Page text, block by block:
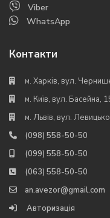
Viber
WhatsApp
Контакти
м. Харків, вул.
м. Київ, вул. Басейна,
м. Львів, вул.
(098) 558-50-50
(099) 558-50-50
(063) 558-50-50
an.avezor@gmail.com
Авторизація